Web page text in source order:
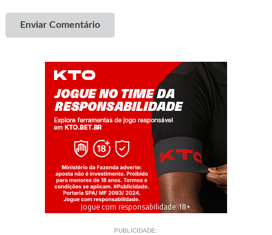
Enviar Comentário
Jogue com responsabilidade. 18+
PUBLICIDADE: